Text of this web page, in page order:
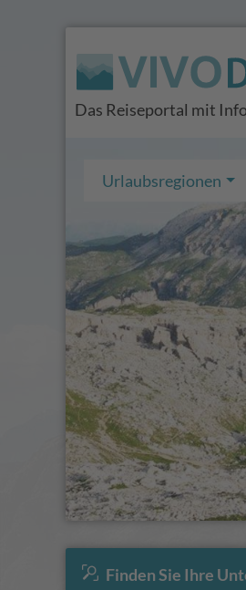
Das Reiseportal mit
Finden Sie Ihre
Urlaubsregionen